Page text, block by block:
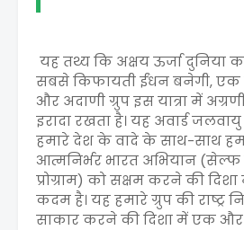
यह तथ्य कि अक्षय ऊर्जा दुनिया
सबसे किफायती ईंधन बनेगी, एक
और अदाणी ग्रुप इस यात्रा में
इरादा रखता है। यह अवार्ड जलवायु
हमारे देश के वादे के साथ-साथ
आत्मनिर्भर भारत अभियान (सेल्फ
प्रोग्राम) को सक्षम करने की
कदम है। यह हमारे ग्रुप की राष्ट्र
साकार करने की दिशा में एक और